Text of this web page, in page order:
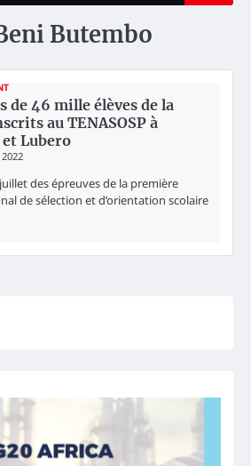
Butembo
de 46 mille élèves de la
au TENASOSP à
Lubero
des épreuves de la première
de sélection et d’orientation scolaire